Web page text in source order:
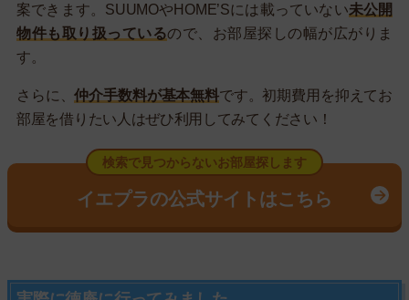
案できます。SUUMOやHOME’Sには載っていない未公開
物件も取り扱っているので、お部屋探しの幅が広がりま
す。
さらに、仲介手数料が基本無料です。初期費用を抑えてお
部屋を借りたい人はぜひ利用してみてください！
検索で見つからないお部屋探します
イエプラの公式サイトはこちら